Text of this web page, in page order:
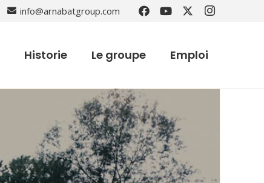
info@arnabatgroup.com
Historie Le groupe Emploi